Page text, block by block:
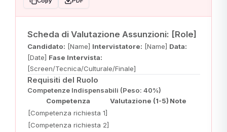
Scheda di Valutazione Assunzioni: [Role]
Candidato: [Name] Intervistatore: [Name] Data:
[Date] Fase Intervista:
[Screen/Tecnica/Culturale/Finale]
Requisiti del Ruolo
Competenze Indispensabili (Peso: 40%)
Competenza
Valutazione (1-5) Note
[Competenza richiesta 1]
[Competenza richiesta 2]